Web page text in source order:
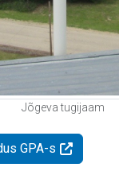
Jõgeva tugijaam
GPA-s